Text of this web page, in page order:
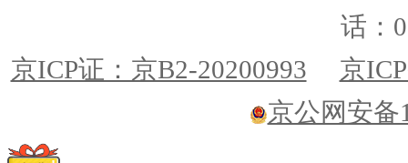
话：
京ICP证：京B2-20200993
京
京公网安备